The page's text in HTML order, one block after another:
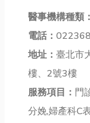
醫事機構種類：
電話：
地址： 臺北市
樓、2號3樓
服務項目： 門
分娩,婦產科C